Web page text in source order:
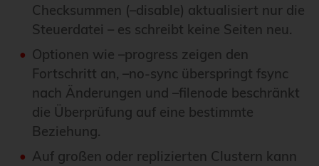
Checksummen (–disable) aktualisiert nur die
Steuerdatei – es schreibt keine Seiten neu.
Optionen wie –progress zeigen den
Fortschritt an, –no-sync überspringt fsync
nach Änderungen und –filenode beschränkt
die Überprüfung auf eine bestimmte
Beziehung.
Auf großen oder replizierten Clustern kann